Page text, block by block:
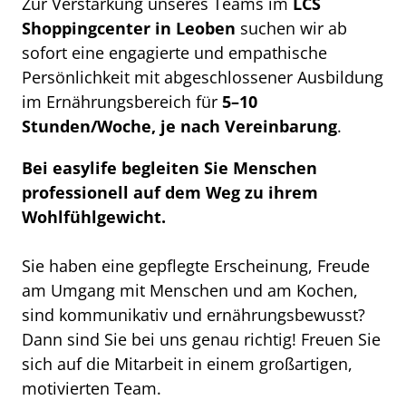
Shoppingcenter in Leoben suchen wir ab
sofort eine engagierte und empathische
Persönlichkeit mit abgeschlossener Ausbildung
im Ernährungsbereich für 5–10
Stunden/Woche, je nach Vereinbarung.
Bei easylife begleiten Sie Menschen
professionell auf dem Weg zu ihrem
Wohlfühlgewicht.
Sie haben eine gepflegte Erscheinung, Freude
am Umgang mit Menschen und am Kochen,
sind kommunikativ und ernährungsbewusst?
Dann sind Sie bei uns genau richtig! Freuen Sie
sich auf die Mitarbeit in einem großartigen,
motivierten Team.